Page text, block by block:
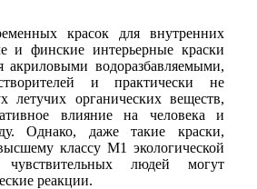
красок для внутренних
и финские интерьерные краски
акриловыми водоразбавляемыми,
и практически не
летучих органических веществ,
влияние на человека и
Однако, даже такие краски,
классу М1 экологической
чувствительных людей могут
реакции.